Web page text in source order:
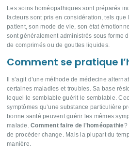
Les soins homéopathiques sont préparés
facteurs sont pris en considération, tels que
patient, son mode de vie, son état
sont généralement administrés sous forme
de comprimés ou de gouttes liquides.
Comment se pratique
Il s’agit d’une méthode de médecine
certaines maladies et troubles. Sa base
lequel le semblable guérit le semblable.
symptômes qu’une substance particulière
bonne santé peuvent guérir les mêmes
malade. Comment faire de l'homéopathie?
de procéder change. Mais la plupart du
manière.